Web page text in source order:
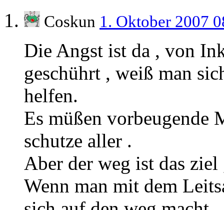
Coskun 1. Oktober 2007
Die Angst ist da , von
geschührt , weiß man
helfen.
Es müßen vorbeugende
schutze aller .
Aber der weg ist das
Wenn man mit dem